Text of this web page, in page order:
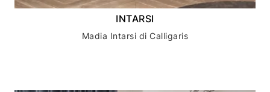
INTARSI
Madia Intarsi di Calligaris